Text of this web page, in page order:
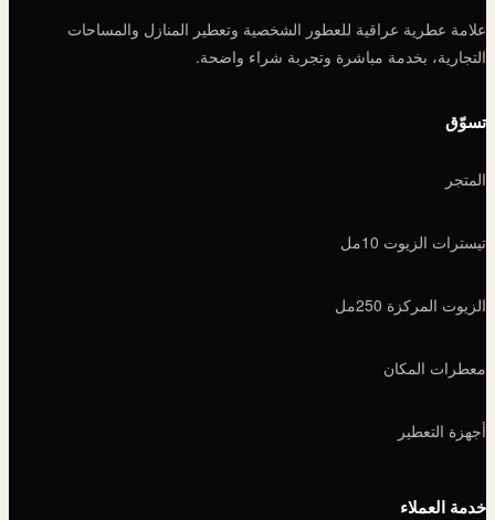
علامة عطرية عراقية للعطور الشخصية وتعطير المنازل والمساحات
التجارية، بخدمة مباشرة وتجربة شراء واضحة.
تسوّق
المتجر
تيسترات الزيوت 10مل
الزيوت المركزة 250مل
معطرات المكان
أجهزة التعطير
خدمة العملاء